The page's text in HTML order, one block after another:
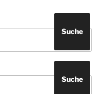
Suche
Suche